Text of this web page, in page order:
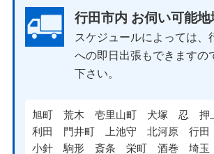
行田市内 お伺い可能
スケジュールによっては、
への即日出張もできますの
下さい。
旭町 荒木 壱里山町 犬塚 忍 押
利田
門井町 上池守 北河原 行田
小針
駒形 斎条 栄町 酒巻 埼玉